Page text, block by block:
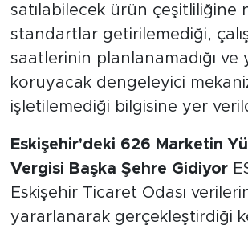
satılabilecek ürün çeşitliliğine
standartlar getirilemediği,
saatlerinin planlanamadığı ve
koruyacak dengeleyici
işletilemediği bilgisine yer
Eskişehir'deki 626 Marketin
Vergisi Başka Şehre Gidiyor
Eskişehir Ticaret Odası
yararlanarak gerçekleştirdiği